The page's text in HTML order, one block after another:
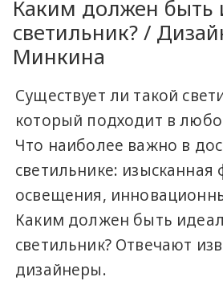
Каким должен быть
светильник? /
Минкина
Существует ли такой
который подходит в
Что наиболее важно в
светильнике:
освещения,
Каким должен быть
светильник? Отвечают
дизайнеры.